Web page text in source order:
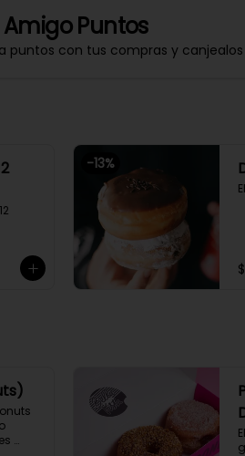
Amigo Puntos
puntos con tus compras y
-13%